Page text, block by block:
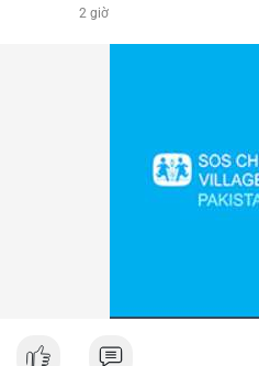
2 giờ